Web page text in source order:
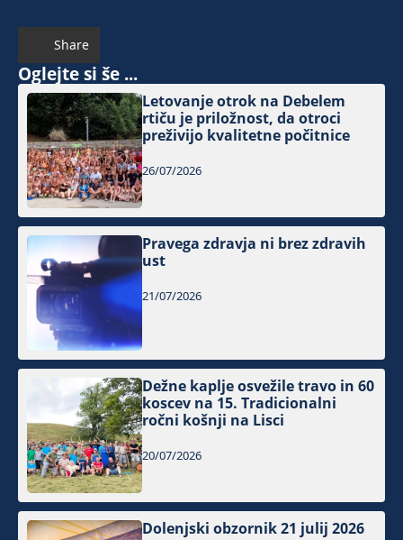
Share
Oglejte si še ...
Letovanje otrok na Debelem
rtiču je priložnost, da otroci
preživijo kvalitetne počitnice
26/07/2026
Pravega zdravja ni brez zdravih
ust
21/07/2026
Dežne kaplje osvežile travo in 60
koscev na 15. Tradicionalni
ročni košnji na Lisci
20/07/2026
Dolenjski obzornik 21 julij 2026